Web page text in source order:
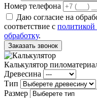
Номер телефона
Даю согласие на
соответствие с политикой
обработку.
Заказать звонок
Калькулятор
Древесина
Тип
Размер